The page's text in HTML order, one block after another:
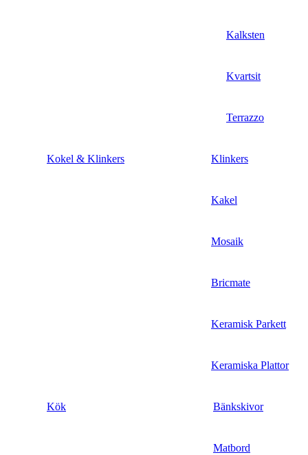
Kalksten
Kvartsit
Terrazzo
Kokel & Klinkers Klinkers
Kakel
Mosaik
Bricmate
Keramisk Parkett
Keramiska Plattor
Kök Bänkskivor
Matbord